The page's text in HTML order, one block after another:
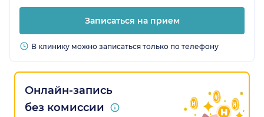
Записаться на прием
В клинику можно записаться только по телефону
Онлайн-запись
без комиссии